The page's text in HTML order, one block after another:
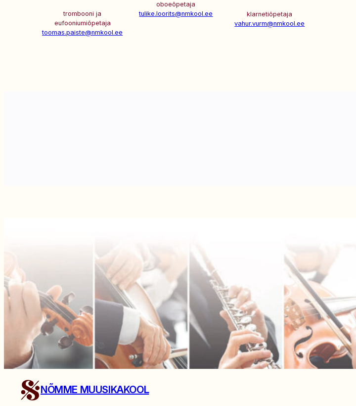
trombooni ja
eufooniumiõpetaja
toomas.paiste@nmkool.ee
oboeõpetaja
tulike.loorits@nmkool.ee
klarnetiõpetaja
vahur.vurm@nmkool.ee
NÕMME MUUSIKAKOOL